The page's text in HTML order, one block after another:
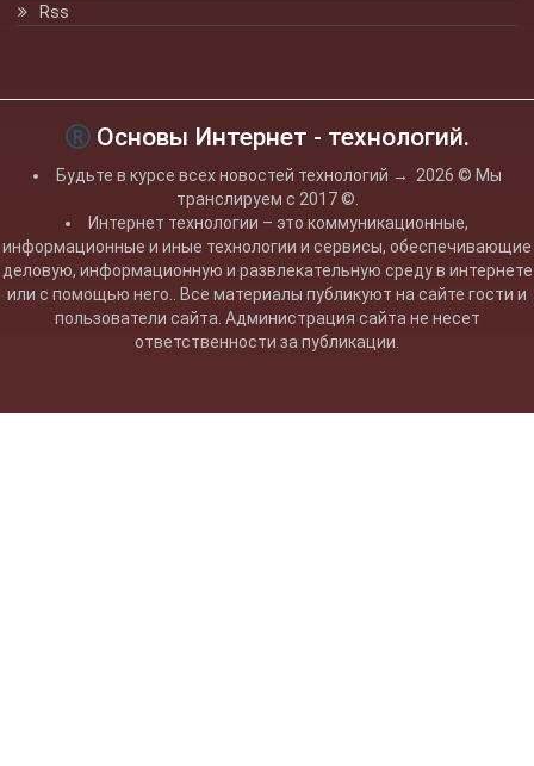
Rss
Основы Интернет - технологий.
Будьте в курсе всех новостей технологий → 2026 © Мы
транслируем с 2017 ©.
Интернет технологии – это коммуникационные,
информационные и иные технологии и сервисы, обеспечивающие
деловую, информационную и развлекательную среду в интернете
или с помощью него.. Все материалы публикуют на сайте гости и
пользователи сайта. Администрация сайта не несет
ответственности за публикации.